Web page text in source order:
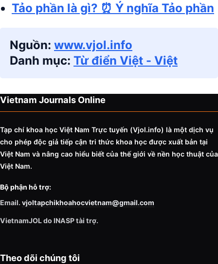
Tảo phần là gì? ⏰ Ý nghĩa Tảo phần
Nguồn: www.vjol.info
Danh mục: Từ điển Việt - Việt
Vietnam Journals Online
Tạp chí khoa học Việt Nam Trực tuyến (Vjol.info) là một dịch vụ
cho phép độc giả tiếp cận tri thức khoa học được xuất bản tại
Việt Nam và nâng cao hiểu biết của thế giới về nền học thuật của
Việt Nam.
Bộ phận hỗ trợ:
Email. vjoltapchikhoahocvietnam@gmail.com
VietnamJOL do INASP tài trợ.
Theo dõi chúng tôi